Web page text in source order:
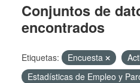
Conjuntos de
encontrados
Etiquetas: Encuesta
Estadísticas de Empleo y